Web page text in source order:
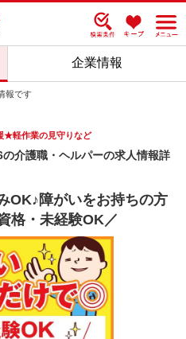
企業情報
報です
★軽作業の見守りなど
介護職・ヘルパーの求人情報詳
OK♪障がいをお持ちの方
格・未経験OK／